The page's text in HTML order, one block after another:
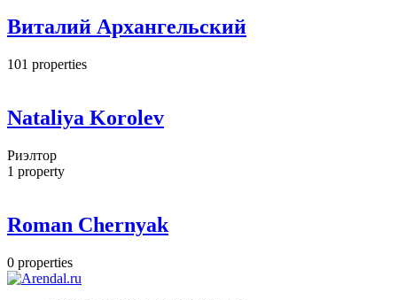
Виталий Архангельский
101 properties
Nataliya Korolev
Риэлтор
1 property
Roman Chernyak
0 properties